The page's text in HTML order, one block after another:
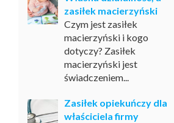
zasiłek macierzyński
Czym jest zasiłek
macierzyński i kogo
dotyczy? Zasiłek
macierzyński jest
świadczeniem...
Zasiłek opiekuńczy dla
właściciela firmy